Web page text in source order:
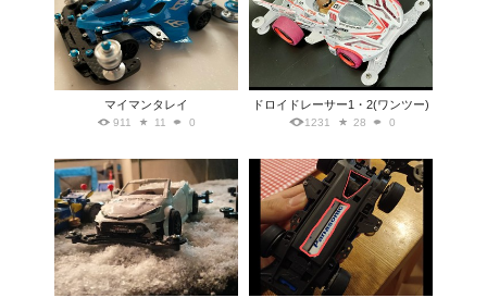
マイマンタレイ
911 11 0
ドロイドレーサー1・2(ワンツー)
1231 28 0